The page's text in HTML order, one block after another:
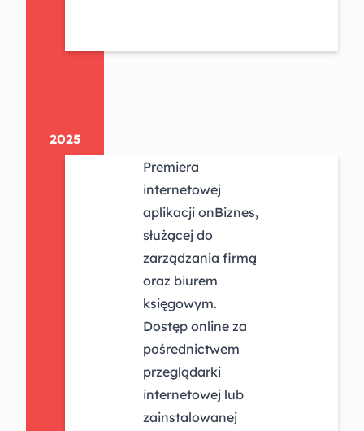
Premiera
internetowej
aplikacji onBiznes,
służącej do
zarządzania firmą
oraz biurem
księgowym.
Dostęp online za
pośrednictwem
przeglądarki
internetowej lub
zainstalowanej
2025